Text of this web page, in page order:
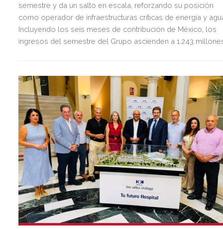
semestre y da un salto en escala, reforzando su posición
como operador de infraestructuras críticas de energía y
Incluyendo los seis meses de contribución de México, los
ingresos del semestre del Grupo ascienden a 1.243